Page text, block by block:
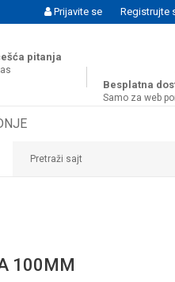
BESPLATNE ISPORUKE ZA
Prijavite se Registrujte
pitanja
Besplatna
Samo za web
Pretraži sajt
100MM